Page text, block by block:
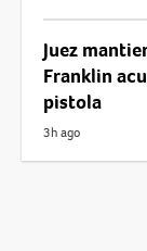
Juez
Franklin
pistola
3h ago